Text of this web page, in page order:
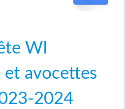
WI
et avocettes
2024